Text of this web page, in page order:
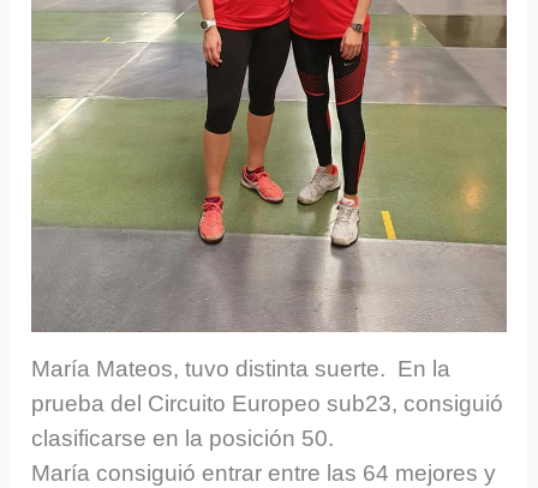
María Mateos, tuvo distinta suerte. En la
prueba del Circuito Europeo sub23, consiguió
clasificarse en la posición 50.
María consiguió entrar entre las 64 mejores y